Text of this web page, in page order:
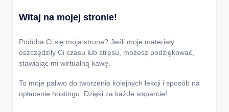
Witaj na mojej stronie!
Podoba Ci się moja strona? Jeśli moje materiały
oszczędziły Ci czasu lub stresu, możesz podziękować,
stawiając mi wirtualną kawę.
To moje paliwo do tworzenia kolejnych lekcji i sposób na
opłacenie hostingu. Dzięki za każde wsparcie!